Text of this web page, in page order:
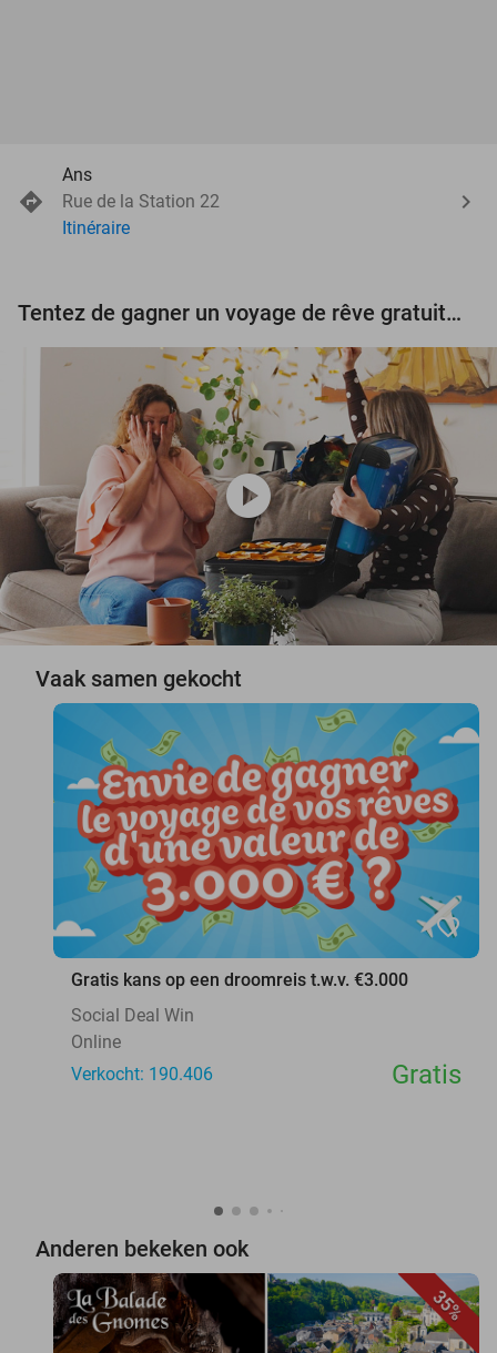
Ans
Rue de la Station 22
Itinéraire
Tentez de gagner un voyage de rêve gratuit d'une valeur de 3.000 € !
play_circle
Vaak samen gekocht
favorite_border
Gratis kans op een droomreis t.w.v. €3.000
Social Deal Win
Online
Verkocht: 190.406
Gratis
Anderen bekeken ook
35%